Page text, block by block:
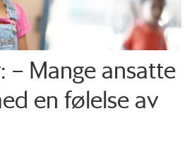
– Mange ansatte
en følelse av